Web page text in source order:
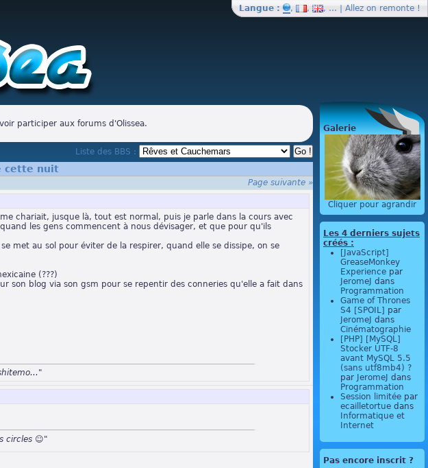
Langue : , , , … | Allez on remonte !
participer aux forums d'Olissea.
Liste des BBS :
cette nuit
Page suivante »
chariait, jusque là, tout est normal, puis je parle dans la cours avec
les gens commencent à nous dévisager, et que pour qu'ils
met au sol pour éviter de la respirer, quand elle se dissipe, on se
(???)
son blog via son gsm pour se repentir des conneries qu'elle a fait dans
circles ☺"
Galerie
Cliquer pour agrandir
Les 4 derniers sujets
créés :
[JavaScript]
GreaseMonkey
Experience par
JeromeJ dans
Programmation
Game of Thrones
S4 [SPOIL] par
JeromeJ dans
Cinématographie
[PHP] [MySQL]
Stocker UTF-8
avant MySQL 5.5
(sans utf8mb4) ?
par JeromeJ dans
Programmation
Session limitée par
ecailletortue dans
Informatique et
Internet
Pas encore inscrit ?